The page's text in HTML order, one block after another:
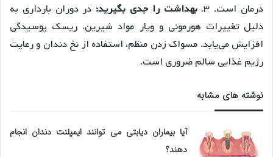
درمان است. ۳.
بهداشت را جدی بگیرید: در دوران بارداری به
دلیل تغییرات هورمونی و ویار مواد شیرین، ریسک پوسیدگی
افزایش می‌یابد. مسواک زدن منظم، استفاده از نخ دندان و رعایت
رژیم غذایی سالم ضروری است.
نوشته های مشابه
آیا بیماران دیابتی می توانند ایمپلنت دندان انجام
دهند؟